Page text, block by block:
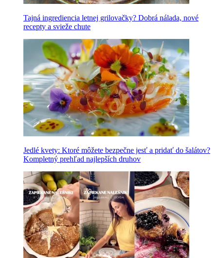
Tajná ingrediencia letnej grilovačky? Dobrá nálada, nové
recepty a svieže chute
Jedlé kvety: Ktoré môžete bezpečne jesť a pridať do šalátov?
Kompletný prehľad najlepších druhov